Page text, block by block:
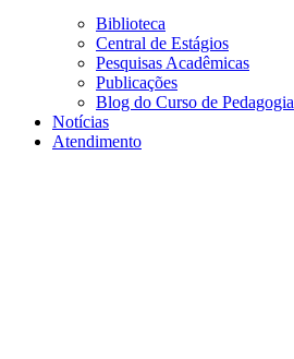
Biblioteca
Central de Estágios
Pesquisas Acadêmicas
Publicações
Blog do Curso de Pedagogia
Notícias
Atendimento